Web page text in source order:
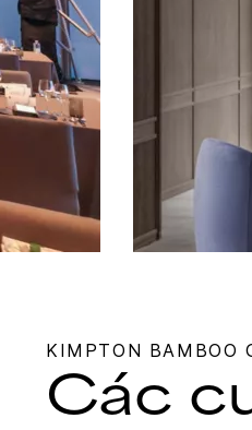
KIMPTON BAMBOO
Các